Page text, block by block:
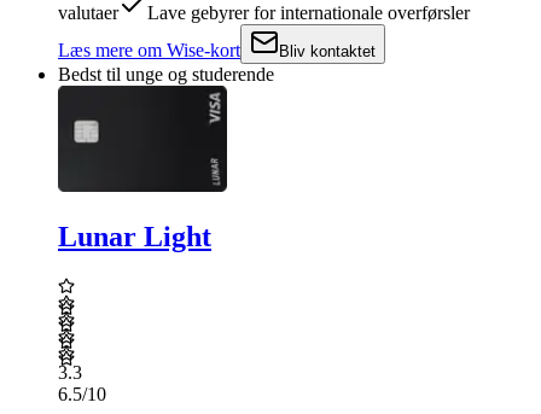
valutaer
Lave gebyrer for internationale overførsler
Læs mere om Wise-kort Bliv kontaktet
Bedst til unge og studerende
Lunar Light
3.3
6.5/10